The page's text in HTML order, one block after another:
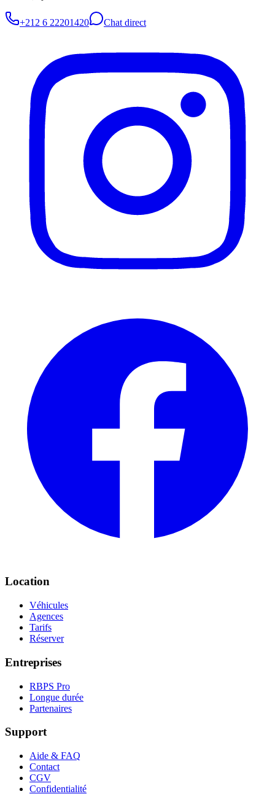
+212 6 22201420 Chat direct
Location
Véhicules
Agences
Tarifs
Réserver
Entreprises
RBPS Pro
Longue durée
Partenaires
Support
Aide & FAQ
Contact
CGV
Confidentialité